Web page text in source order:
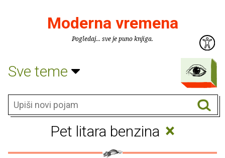
Moderna vremena
Pogledaj... sve je puno knjiga.
Sve teme
Pet litara benzina ×